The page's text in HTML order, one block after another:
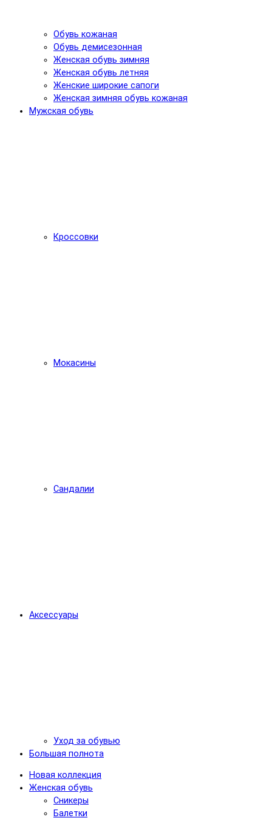
Обувь кожаная
Обувь демисезонная
Женская обувь зимняя
Женская обувь летняя
Женские широкие сапоги
Женская зимняя обувь кожаная
Мужская обувь
Кроссовки
Мокасины
Сандалии
Аксессуары
Уход за обувью
Большая полнота
Новая коллекция
Женская обувь
Сникеры
Балетки